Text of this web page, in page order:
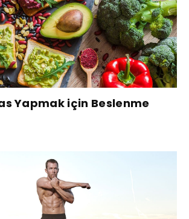
Yapmak için Beslenme